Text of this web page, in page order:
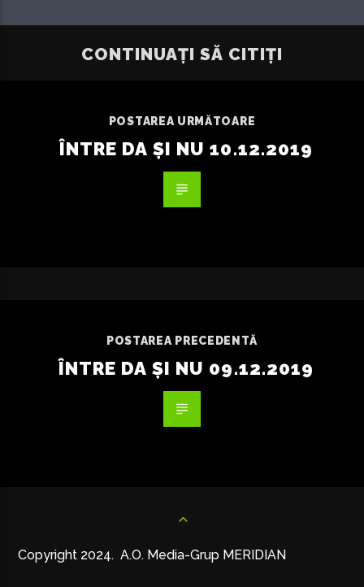
CONTINUAȚI SĂ CITIȚI
POSTAREA URMĂTOARE
ÎNTRE DA ȘI NU 10.12.2019
POSTAREA PRECEDENTĂ
ÎNTRE DA ȘI NU 09.12.2019
Copyright 2024. A.O. Media-Grup MERIDIAN